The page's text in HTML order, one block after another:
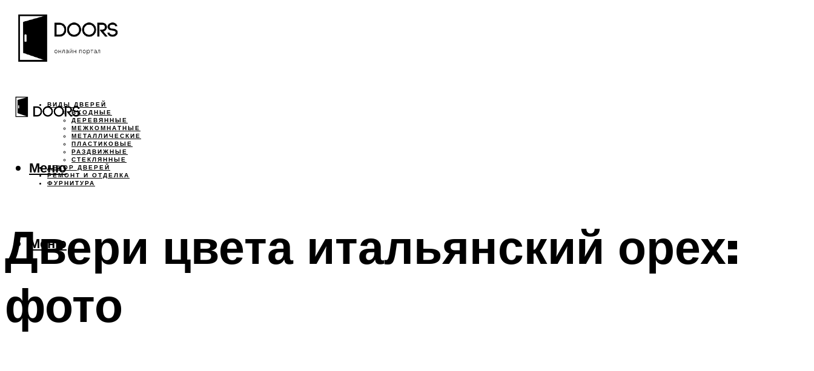
ВИДЫ ДВЕРЕЙ
ВХОДНЫЕ
ДЕРЕВЯННЫЕ
МЕЖКОМНАТНЫЕ
МЕТАЛЛИЧЕСКИЕ
ПЛАСТИКОВЫЕ
РАЗДВИЖНЫЕ
СТЕКЛЯННЫЕ
ДЕКОР ДВЕРЕЙ
РЕМОНТ И ОТДЕЛКА
ФУРНИТУРА
Меню
Меню
Двери цвета итальянский орех:
фото